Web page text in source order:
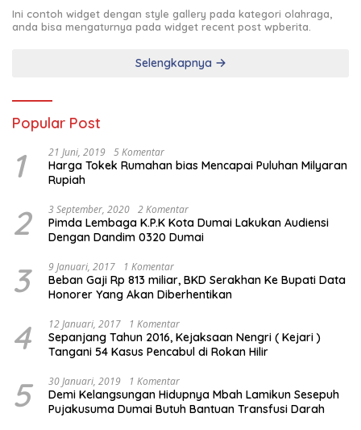
Ini contoh widget dengan style gallery pada kategori olahraga,
anda bisa mengaturnya pada widget recent post wpberita.
Selengkapnya
Popular Post
1 21 Juni, 2019 5 Komentar
Harga Tokek Rumahan bias Mencapai Puluhan Milyaran
Rupiah
2 3 September, 2020 2 Komentar
Pimda Lembaga K.P.K Kota Dumai Lakukan Audiensi
Dengan Dandim 0320 Dumai
3 9 Januari, 2017 1 Komentar
Beban Gaji Rp 813 miliar, BKD Serakhan Ke Bupati Data
Honorer Yang Akan Diberhentikan
4 12 Januari, 2017 1 Komentar
Sepanjang Tahun 2016, Kejaksaan Nengri ( Kejari )
Tangani 54 Kasus Pencabul di Rokan Hilir
5 30 Januari, 2019 1 Komentar
Demi Kelangsungan Hidupnya Mbah Lamikun Sesepuh
Pujakusuma Dumai Butuh Bantuan Transfusi Darah